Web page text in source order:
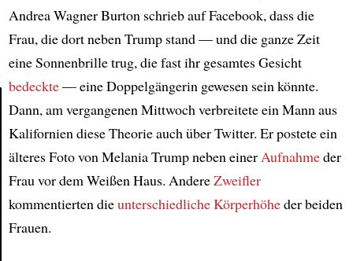
Article
Andrea Wagner Burton schrieb auf Facebook, dass die
Frau, die dort neben Trump stand — und die ganze Zeit
eine Sonnenbrille trug, die fast ihr gesamtes Gesicht
bedeckte— eine Doppelgängerin gewesen sein könnte.
Dann, am vergangenen Mittwoch verbreitete ein Mann aus
Kalifornien diese Theorie auch über Twitter. Er postete ein
älteres Foto von Melania Trump neben einerAufnahmeder
Frau vor dem Weißen Haus. AndereZweifler
kommentierten dieunterschiedliche Körperhöheder beiden
Frauen.